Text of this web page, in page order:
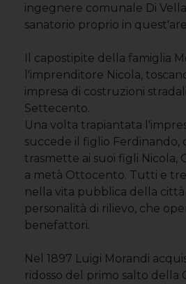
ingegnere comunale Di
sanatorio proprio in
Il capostipite della famiglia
l'imprenditore Nicola,
impresa di costruzioni
Settecento.
Una volta trapiantata
succede il figlio Ferdinando,
trasmette ai suoi figli Nicola,
a metà Ottocento. Tutti e
nella vita pubblica della
personalità di rilievo, che
benefattori.
Nel 1897 Luigi Morandi
ridosso del primo salto della